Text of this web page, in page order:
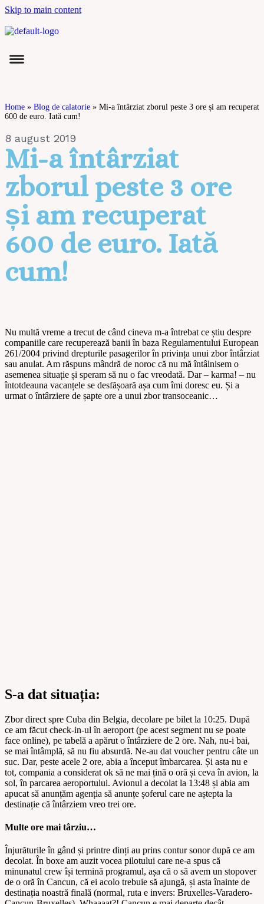
Skip to main content
Home » Blog de calatorie » Mi-a întârziat zborul peste 3 ore și am recuperat
600 de euro. Iată cum!
8 august 2019
Mi-a întârziat
zborul peste 3 ore
și am recuperat
600 de euro. Iată
cum!
Nu multă vreme a trecut de când cineva m-a întrebat ce știu despre
companiile care recuperează banii în baza Regulamentului European
261/2004 privind drepturile pasagerilor în privința unui zbor întârziat
sau anulat. Am răspuns mândră de noroc că nu mă întâlnisem o
asemenea situație și speram să nu o fac vreodată. Dar – karma! – nu
întotdeauna vacanțele se desfășoară așa cum îmi doresc eu. Și a
urmat o întârziere de șapte ore a unui zbor transoceanic…
S-a dat situația:
Zbor direct spre Cuba din Belgia, decolare pe bilet la 10:25. După
ce am făcut check-in-ul în aeroport (pe acest segment nu se poate
face online), pe tabelă a apărut o întârziere de 2 ore. Nah, nu-i bai,
se mai întâmplă, să nu fiu absurdă. Ne-au dat voucher pentru câte un
suc. Dar, peste acele 2 ore, abia a început îmbarcarea. Și asta nu e
tot, compania a considerat ok să ne mai țină o oră și ceva în avion, la
sol, în parcarea aeroportului. Avionul a decolat la 13:48 și abia am
apucat să anunțăm agenția să anunțe șoferul care ne aștepta la
destinație că întârziem vreo trei ore.
Multe ore mai târziu…
Înjurăturile în gând și printre dinți au prins contur sonor după ce am
decolat. În boxe am auzit vocea pilotului care ne-a spus că
minunatul crew își termină programul, așa că o să avem un stopover
de o oră în Cancun, că ei acolo trebuie să ajungă, și asta înainte de
destinația noastră finală (normal, ruta e invers: Bruxelles-Varadero-